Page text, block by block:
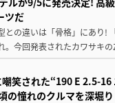
ツだ
の違いは「骨格」にあり!
。今回発表されたカワサキ
笑された“190 E 2.5-
の憧れのクルマを深堀り